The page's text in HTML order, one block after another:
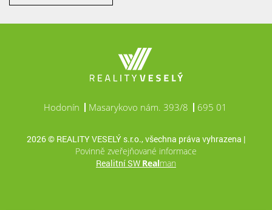
Hodonín Masarykovo nám. 393/8 695 01
2026 © REALITY VESELÝ s.r.o., všechna práva vyhrazena |
Povinně zveřejňované informace
Realitní SW Realman